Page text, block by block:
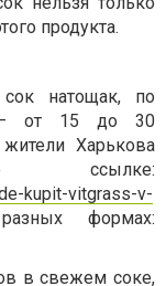
продукта.
натощак, по
– от 15 до 30
Харькова
ссылке:
kupit-vitgrass-v-
формах:
в свежем соке,